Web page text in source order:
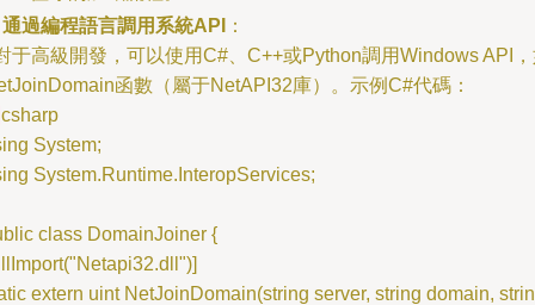
通過編程語言調用系統API
：
于高級開發，可以使用C#、C++或Python調用Windows API
函數（屬于NetAPI32庫）。示例C#代碼：
csharp
System;
System.Runtime.InteropServices;
class DomainJoiner {
extern uint NetJoinDomain(string server, string domain,